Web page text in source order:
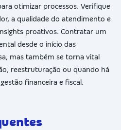
otimizar processos. Verifique
a qualidade do atendimento e
proativos. Contratar um
desde o início das
mas também se torna vital
reestruturação ou quando há
financeira e fiscal.